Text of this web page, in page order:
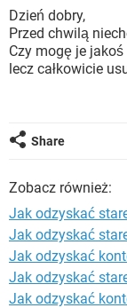
INSTAGRAM
WINDOWS 10
SPOTIFY
INSTAGRAM
COVID-19
GRY
SPOTIFY
WINDOWS 10
Dzień dobry,
Przed chwilą
Czy mogę je
lecz całkowicie
Share
Zobacz również:
Jak odzyskać
Jak odzyskać
Jak odzyskać
Jak odzyskać
Jak odzyskać